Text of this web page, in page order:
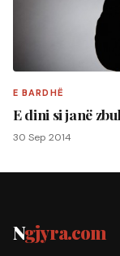
E BARDHË
E dini si janë
30 Sep 2014
Ngjyra.com